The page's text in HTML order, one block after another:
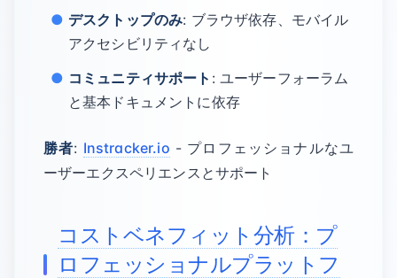
デスクトップのみ: ブラウザ依存、モバイル
アクセシビリティなし
コミュニティサポート : ユーザーフォーラム
と基本ドキュメントに依存
勝者: Instracker.io - プロフェッショナルなユ
ーザーエクスペリエンスとサポート
コストベネフィット分析：プ
ロフェッショナルプラットフ